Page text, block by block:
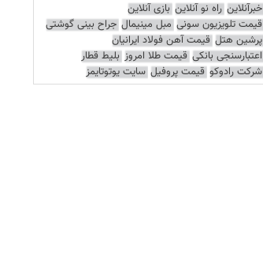
خبرآنلاین راه نو آنلاین بازی آنلاین
قیمت تلویزیون سونی مبل مینیمال جراح بینی گوشتی
پرشین هتل قیمت آهن فولاد ایرانیان
اعتبارسنجی بانکی قیمت طلا امروز بلیط قطار
شرکت رادوکو قیمت پروفیل سایت یوتوتایمز